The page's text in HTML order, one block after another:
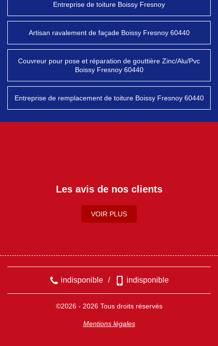
Entreprise de toiture Boissy Fresnoy
Artisan ravalement de façade Boissy Fresnoy 60440
Couvreur pour pose et réparation de gouttière Zinc/Alu/Pvc
Boissy Fresnoy 60440
Entreprise de remplacement de toiture Boissy Fresnoy 60440
Les avis de nos clients
VOIR PLUS
indisponible / indisponible
©2026 - 2026 Tous droits réservés
Mentions légales